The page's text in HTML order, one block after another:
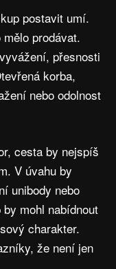
postavit umí.
prodávat.
přesnosti
korba,
nebo odolnost
cesta by nejspíš
V úvahu by
unibody nebo
mohl nabídnout
charakter.
že není jen